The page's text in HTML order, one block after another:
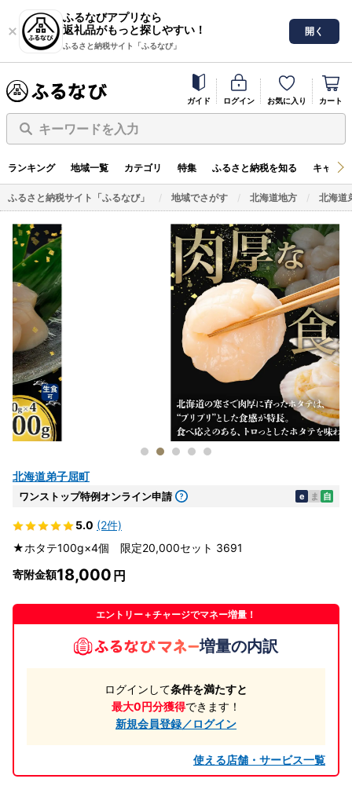
ふるなびアプリなら
返礼品がもっと探しやすい！
ふるさと納税サイト「ふるなび」
開く
ガイド ログイン お気に入り カート
キーワードを入力
ランキング 地域一覧 カテゴリ 特集 ふるさと納税を知る キャン
ふるさと納税サイト「ふるなび」 地域でさがす 北海道地方 北海道
北海道弟子屈町
ワンストップ特例オンライン申請 e ま 自
5.0 (2件)
★ホタテ100g×4個 限定20,000セット 3691
寄附金額18,000
エントリー＋チャージでマネー増量！
増量の内訳
ログインして条件を満たすと
最大0円分獲得できます！
新規会員登録／ログイン
使える店舗・サービス一覧